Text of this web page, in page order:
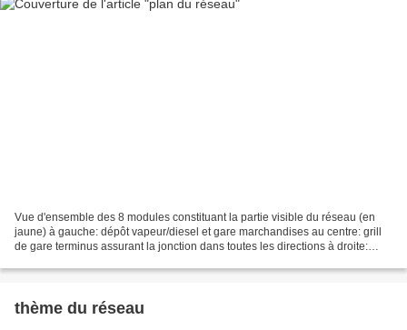
Vue d'ensemble des 8 modules constituant la partie visible du réseau (en
jaune) à gauche: dépôt vapeur/diesel et gare marchandises au centre: grill
de gare terminus assurant la jonction dans toutes les directions à droite:
thème du réseau